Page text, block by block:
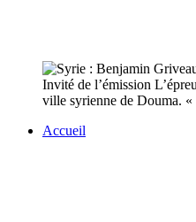
Invité de l’émission
ville syrienne de Douma. «
Accueil